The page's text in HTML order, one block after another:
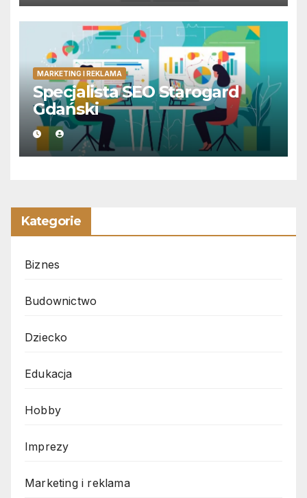
MARKETING I REKLAMA
Specjalista SEO Starogard
Gdański
Kategorie
Biznes
Budownictwo
Dziecko
Edukacja
Hobby
Imprezy
Marketing i reklama